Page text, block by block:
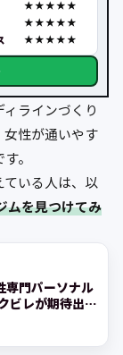
ラインづくり
性が通いやす
。
いる人は、以
ムを見つけてみ
専門パーソナル
ビレが期待出来